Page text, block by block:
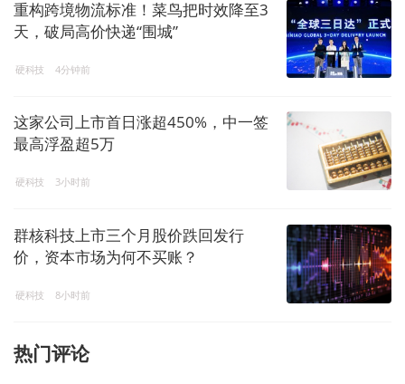
重构跨境物流标准！菜鸟把时效降至3
天，破局高价快递“围城”
硬科技 4分钟前
这家公司上市首日涨超450%，中一签
最高浮盈超5万
硬科技 3小时前
群核科技上市三个月股价跌回发行
价，资本市场为何不买账？
硬科技 8小时前
热门评论